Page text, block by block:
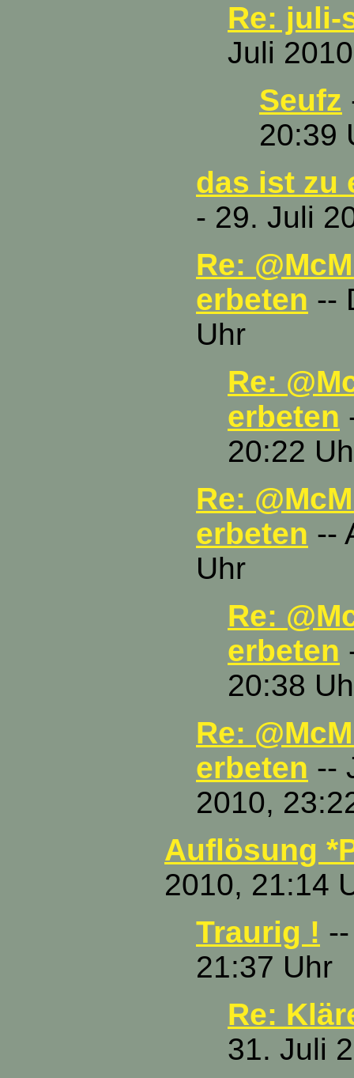
Re: juli-
Juli
Seufz
20:39
das ist zu
- 29. Juli
Re:
erbeten --
Uhr
Re:
erbeten
20:22
Re:
erbeten --
Uhr
Re:
erbeten
20:38
Re:
erbeten --
2010,
Auflösung
2010, 21:14
Traurig !
21:37 Uhr
Re:
31. Juli